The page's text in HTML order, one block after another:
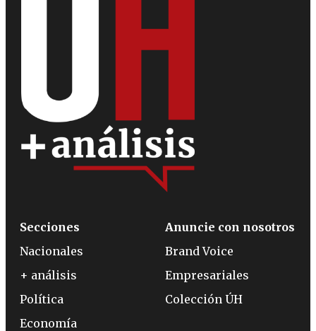
Secciones
Nacionales
+ análisis
Política
Economía
Anuncie con nosotros
Brand Voice
Empresariales
Colección ÚH